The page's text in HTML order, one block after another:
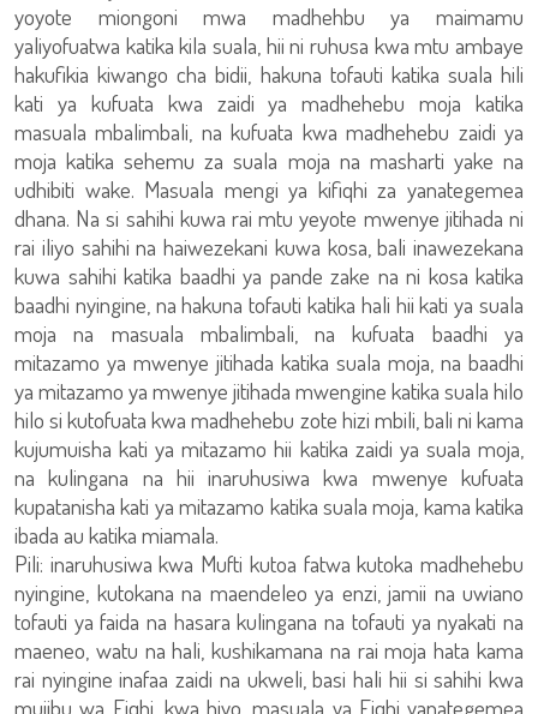
yoyote miongoni mwa madhehbu ya maimamu
yaliyofuatwa katika kila suala, hii ni ruhusa kwa mtu ambaye
hakufikia kiwango cha bidii, hakuna tofauti katika suala hili
kati ya kufuata kwa zaidi ya madhehebu moja katika
masuala mbalimbali, na kufuata kwa madhehebu zaidi ya
moja katika sehemu za suala moja na masharti yake na
udhibiti wake. Masuala mengi ya kifiqhi za yanategemea
dhana. Na si sahihi kuwa rai mtu yeyote mwenye jitihada ni
rai iliyo sahihi na haiwezekani kuwa kosa, bali inawezekana
kuwa sahihi katika baadhi ya pande zake na ni kosa katika
baadhi nyingine, na hakuna tofauti katika hali hii kati ya suala
moja na masuala mbalimbali, na kufuata baadhi ya
mitazamo ya mwenye jitihada katika suala moja, na baadhi
ya mitazamo ya mwenye jitihada mwengine katika suala hilo
hilo si kutofuata kwa madhehebu zote hizi mbili, bali ni kama
kujumuisha kati ya mitazamo hii katika zaidi ya suala moja,
na kulingana na hii inaruhusiwa kwa mwenye kufuata
kupatanisha kati ya mitazamo katika suala moja, kama katika
ibada au katika miamala.
Pili: inaruhusiwa kwa Mufti kutoa fatwa kutoka madhehebu
nyingine, kutokana na maendeleo ya enzi, jamii na uwiano
tofauti ya faida na hasara kulingana na tofauti ya nyakati na
maeneo, watu na hali, kushikamana na rai moja hata kama
rai nyingine inafaa zaidi na ukweli, basi hali hii si sahihi kwa
mujibu wa Fiqhi, kwa hiyo, masuala ya Fiqhi yanategemea